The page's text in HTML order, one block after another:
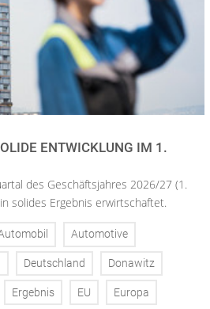
ENTWICKLUNG IM 1.
des Geschäftsjahres 2026/27 (1.
solides Ergebnis erwirtschaftet.
Automotive
Deutschland Donawitz
Ergebnis EU Europa